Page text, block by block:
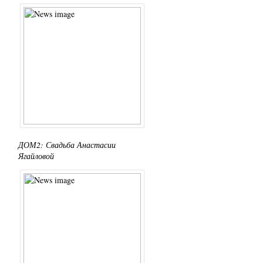
ДОМ2: Свадьба Анастасии
Ягайловой